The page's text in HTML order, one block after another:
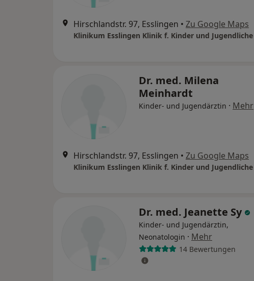
Hirschlandstr. 97, Esslingen • Zu Google Maps
Klinikum Esslingen Klinik f. Kinder und Jugendliche
Dr. med. Milena
Meinhardt
Kinder- und Jugendärztin · Mehr
Hirschlandstr. 97, Esslingen • Zu Google Maps
Klinikum Esslingen Klinik f. Kinder und Jugendliche
Dr. med. Jeanette Sy
Kinder- und Jugendärztin,
Neonatologin · Mehr
14 Bewertungen